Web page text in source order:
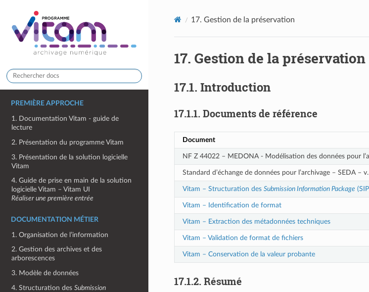
PREMIÈRE APPROCHE
1. Documentation Vitam - guide de
lecture
2. Présentation du programme Vitam
3. Présentation de la solution logicielle
Vitam
4. Guide de prise en main de la solution
logicielle Vitam – Vitam UI
Réaliser une première entrée
DOCUMENTATION MÉTIER
1. Organisation de l’information
2. Gestion des archives et des
arborescences
3. Modèle de données
4. Structuration desSubmission
17. Gestion de la préservation
17. Gestion de la préservation
17.1. Introduction
17.1.1. Documents de référence
Document
NF Z 44022 – MEDONA - Modélisation des données pour
Standard d’échange de données pour l’archivage – SEDA – v.
Vitam – Structuration des Submission Information Package
Vitam – Identification de format
Vitam – Extraction des métadonnées techniques
Vitam – Validation de format de fichiers
Vitam – Conservation de la valeur probante
17.1.2. Résumé